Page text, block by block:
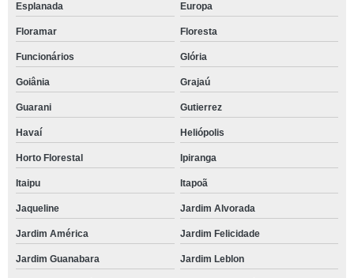
Esplanada Europa
Floramar Floresta
Funcionários Glória
Goiânia Grajaú
Guarani Gutierrez
Havaí Heliópolis
Horto Florestal Ipiranga
Itaipu Itapoã
Jaqueline Jardim Alvorada
Jardim América Jardim Felicidade
Jardim Guanabara Jardim Leblon